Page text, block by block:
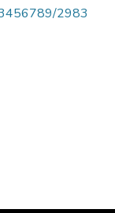
2983